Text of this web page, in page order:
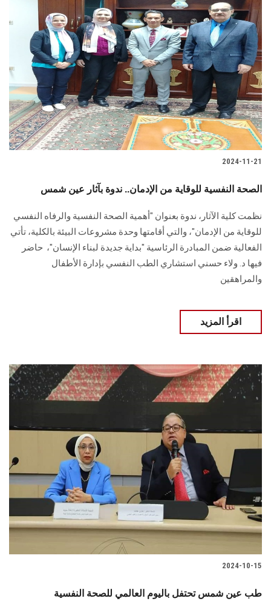
2024-11-21
الصحة النفسية للوقاية من الإدمان.. ندوة بآثار عين شمس
نظمت كلية الآثار، ندوة بعنوان "أهمية الصحة النفسية والرفاه النفسي
للوقاية ‏من الإدمان"، والتي أقامتها وحدة مشروعات البيئة بالكلية، تأتي
الفعالية ضمن ‏المبادرة الرئاسية "بداية جديدة لبناء الإنسان"، ‏ حاضر
فيها د. ولاء حسني استشاري الطب النفسي بإدارة الأطفال
والمراهقين ‏
اقرأ المزيد
2024-10-15
طب عين شمس تحتفل باليوم العالمي للصحة النفسية